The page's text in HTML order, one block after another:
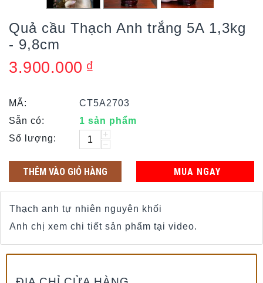
Quả cầu Thạch Anh trắng 5A 1,3kg
- 9,8cm
3.900.000 ₫
MÃ:
CT5A2703
Sẵn có:
1 sản phẩm
Số lượng:
+
−
THÊM VÀO GIỎ HÀNG MUA NGAY
Thạch anh tự nhiên nguyên khối
Anh chị xem chi tiết sản phẩm tại video.